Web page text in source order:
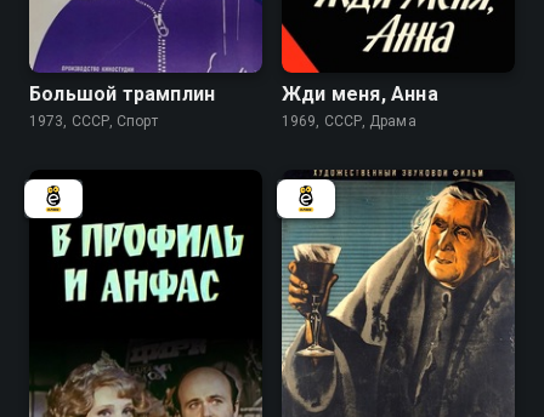
7.0
Большой трамплин
1973, СССР, Спорт
Жди меня, Анна
1969, СССР, Драма